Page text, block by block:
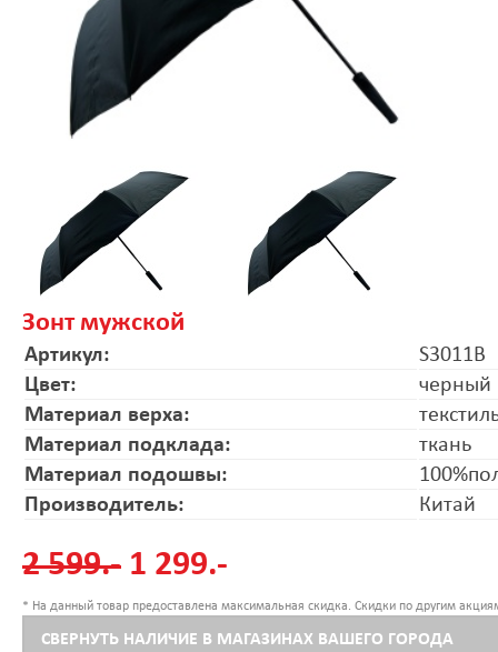
Зонт мужской
Артикул:
S3011B
Цвет:
черный
Материал верха:
Материал подклада:
ткань
Материал подошвы:
Производитель:
Китай
2 599.- 1 299.-
* На данный товар предоставлена максимальная скидка. Скидки по другим
СВЕРНУТЬ НАЛИЧИЕ В МАГАЗИНАХ ВАШЕГО ГОРОДА